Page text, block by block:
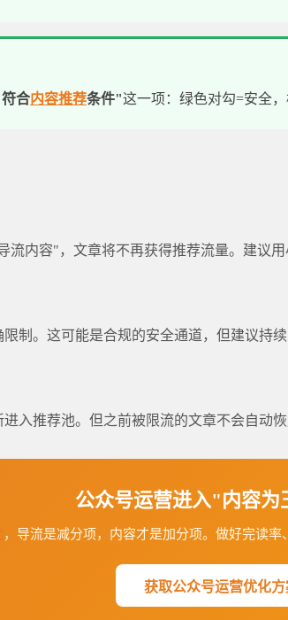
合内容推荐条件"这一项：绿色对勾=安全
内容"，文章将不再获得推荐流量。建议
制。这可能是合规的安全通道，但建议持续
入推荐池。但之前被限流的文章不会自动
公众号运营进入"内容为
，导流是减分项，内容才是加分项。做好完读率
获取公众号运营优化方